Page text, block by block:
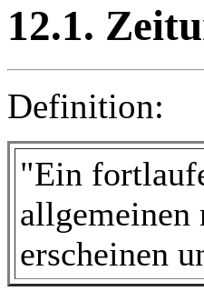
12.1.
Definition:
"Ein
allgemeinen
erscheinen